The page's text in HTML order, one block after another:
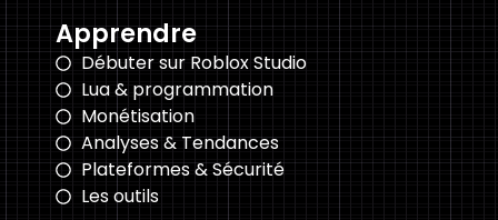
Apprendre
Débuter sur Roblox Studio
Lua & programmation
Monétisation
Analyses & Tendances
Plateformes & Sécurité
Les outils